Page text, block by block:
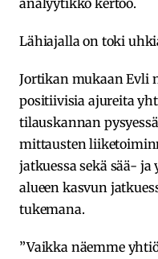
Lähiajalla on toki
Jortikan mukaan Evli
positiivisia ajureita
tilauskannan
mittausten
jatkuessa sekä sää-
alueen kasvun
tukemana.
”Vaikka näemme